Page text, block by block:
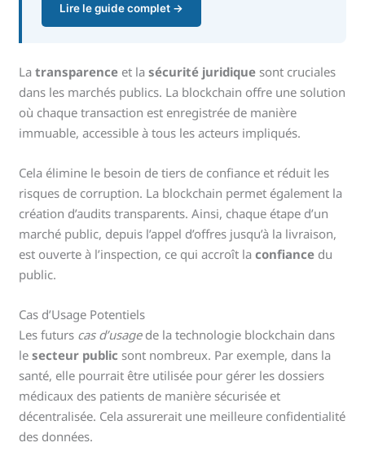
Lire le guide complet →
Latransparence et lasécurité juridique sont cruciales
dans les marchés publics. La blockchain offre une solution
où chaque transaction est enregistrée de manière
immuable, accessible à tous les acteurs impliqués.
Cela élimine le besoin de tiers de confiance et réduit les
risques de corruption. La blockchain permet également la
création d’audits transparents. Ainsi, chaque étape d’un
marché public, depuis l’appel d’offres jusqu’à la livraison,
est ouverte à l’inspection, ce qui accroît laconfiance du
public.
Cas d’Usage Potentiels
Les futurs cas d’usagede la technologie blockchain dans
lesecteur public sont nombreux. Par exemple, dans la
santé, elle pourrait être utilisée pour gérer les dossiers
médicaux des patients de manière sécurisée et
décentralisée. Cela assurerait une meilleure confidentialité
des données.